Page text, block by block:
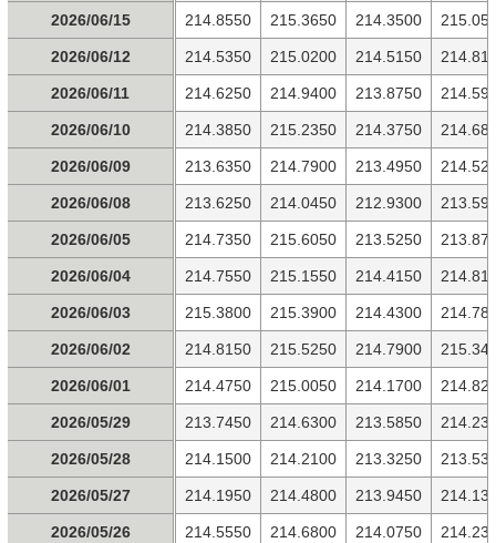
214.8550 215.3650 214.3500
214.5350 215.0200 214.5150
214.6250 214.9400 213.8750
214.3850 215.2350 214.3750
213.6350 214.7900 213.4950
213.6250 214.0450 212.9300
214.7350 215.6050 213.5250
214.7550 215.1550 214.4150
215.3800 215.3900 214.4300
214.8150 215.5250 214.7900
214.4750 215.0050 214.1700
213.7450 214.6300 213.5850
214.1500 214.2100 213.3250
214.1950 214.4800 213.9450
214.5550 214.6800 214.0750
2026/06/15
2026/06/12
2026/06/11
2026/06/10
2026/06/09
2026/06/08
2026/06/05
2026/06/04
2026/06/03
2026/06/02
2026/06/01
2026/05/29
2026/05/28
2026/05/27
2026/05/26